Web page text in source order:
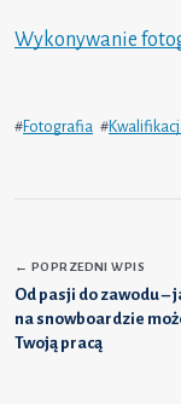
Wykonywanie
#Fotografia #
← POPRZEDNI WPIS
Od pasji do zawodu –
na snowboardzie
Twoją pracą